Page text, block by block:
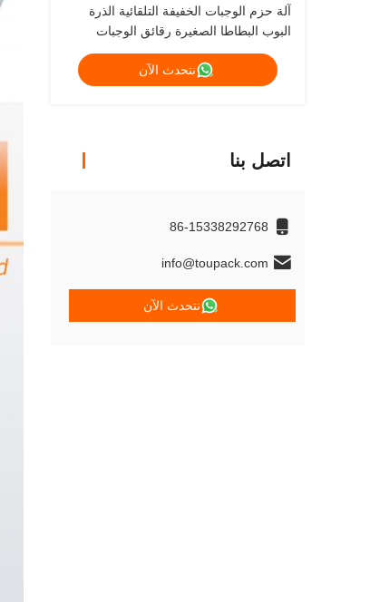
آلة حزم الوجبات الخفيفة التلقائية الذرة
البوب البطاطا الصغيرة رقائق الوجبات
الخفيفة الطعام آلة حزم عمودية للوجبات
الخفيفة
نتحدث الآن
اتصل بنا
86-15338292768
info@toupack.com
نتحدث الآن